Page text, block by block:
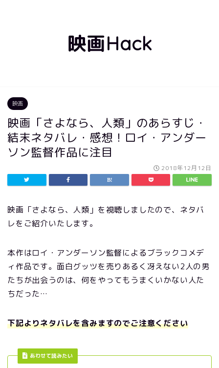
映画Hack
映画
映画「さよなら、人類」のあらすじ・
結末ネタバレ・感想！ロイ・アンダー
ソン監督作品に注目
2018年12月12日
映画「さよなら、人類」を視聴しましたので、ネタバ
レをご紹介いたします。
本作はロイ・アンダーソン監督によるブラックコメデ
ィ作品です。面白グッツを売りあるく冴えない2人の男
たちが出会うのは、何をやってもうまくいかない人た
ちだった…
下記よりネタバレを含みますのでご注意ください
あわせて読みたい